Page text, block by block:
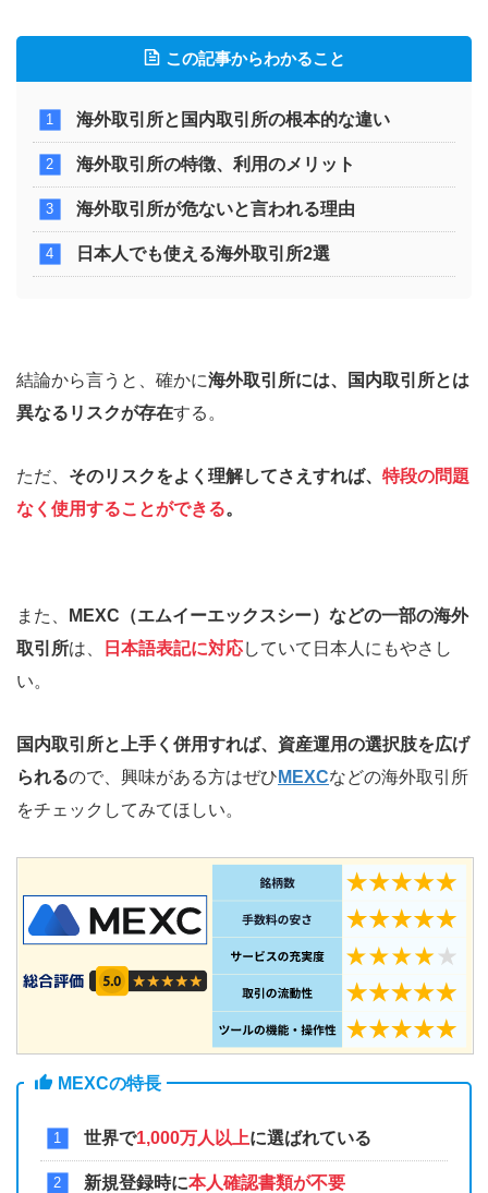
この記事からわかること
海外取引所と国内取引所の根本的な違い
海外取引所の特徴、利用のメリット
海外取引所が危ないと言われる理由
日本人でも使える海外取引所2選
結論から言うと、確かに海外取引所には、国内取引所とは
異なるリスクが存在する。
ただ、 そのリスクをよく理解してさえすれば、 特段の問題
なく使用することができる。
また、
MEXC（エムイーエックスシー）などの一部の海外
取引所は、 日本語表記に対応していて日本人にもやさし
い。
国内取引所と上手く併用すれば、資産運用の選択肢を広げ
られるので、興味がある方はぜひ MEXCなどの海外取引所
をチェックしてみてほしい。
MEXCの特長
世界で1,000万人以上に選ばれている
新規登録時に本人確認書類が不要